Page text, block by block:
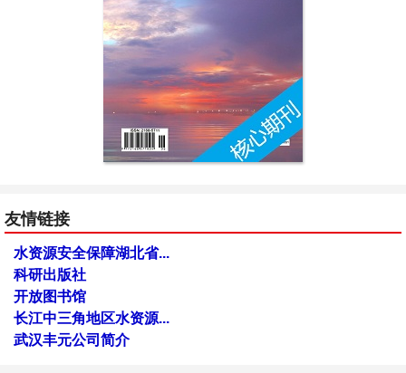
友情链接
水资源安全保障湖北省...
科研出版社
开放图书馆
长江中三角地区水资源...
武汉丰元公司简介